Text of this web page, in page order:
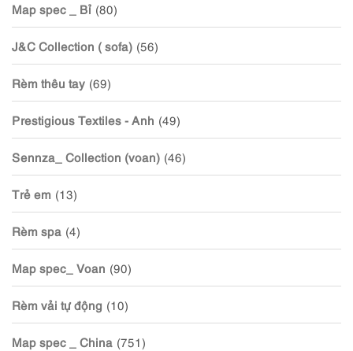
Map spec _ Bỉ (80)
J&C Collection ( sofa) (56)
Rèm thêu tay (69)
Prestigious Textiles - Anh (49)
Sennza_ Collection (voan) (46)
Trẻ em (13)
Rèm spa (4)
Map spec_ Voan (90)
Rèm vải tự động (10)
Map spec _ China (751)